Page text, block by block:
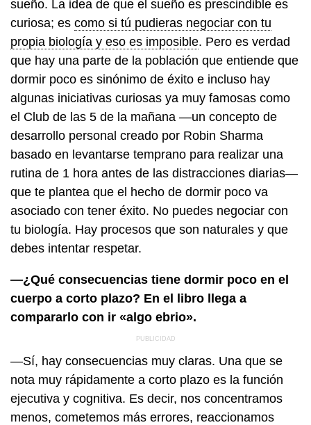
sueño. La idea de que el sueño es prescindible es
curiosa; es como si tú pudieras negociar con tu
propia biología y eso es imposible. Pero es verdad
que hay una parte de la población que entiende que
dormir poco es sinónimo de éxito e incluso hay
algunas iniciativas curiosas ya muy famosas como
el Club de las 5 de la mañana —un concepto de
desarrollo personal creado por Robin Sharma
basado en levantarse temprano para realizar una
rutina de 1 hora antes de las distracciones diarias—
que te plantea que el hecho de dormir poco va
asociado con tener éxito. No puedes negociar con
tu biología. Hay procesos que son naturales y que
debes intentar respetar.
—¿Qué consecuencias tiene dormir poco en el
cuerpo a corto plazo? En el libro llega a
compararlo con ir «algo ebrio».
—Sí, hay consecuencias muy claras. Una que se
nota muy rápidamente a corto plazo es la función
ejecutiva y cognitiva. Es decir, nos concentramos
menos, cometemos más errores, reaccionamos